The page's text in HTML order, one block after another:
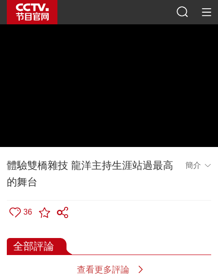
體驗雙橋雜技 龍洋主持生涯站過最高
的舞台
簡介
36
全部評論
查看更多評論